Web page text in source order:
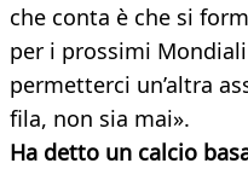
che conta è che si
per i prossimi
permetterci un’altra
fila, non sia mai».
Ha detto un calcio